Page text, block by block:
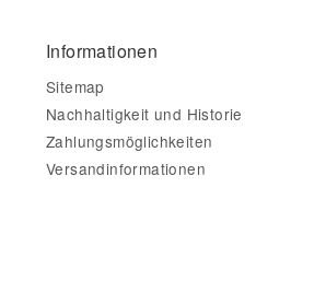
Informationen
Sitemap
Nachhaltigkeit und Historie
Zahlungsmöglichkeiten
Versandinformationen